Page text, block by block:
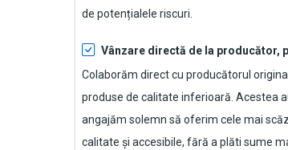
de potențialele riscuri.
Vânzare directă de la producător,
Colaborăm direct cu producătorul
produse de calitate inferioară. Acestea
angajăm solemn să oferim cele mai
calitate și accesibile, fără a plăti sume